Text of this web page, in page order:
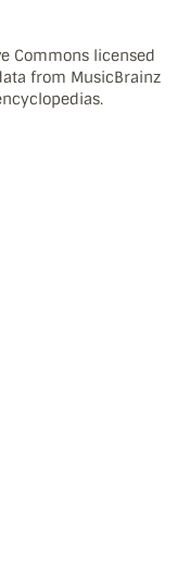
Commons licensed
from MusicBrainz